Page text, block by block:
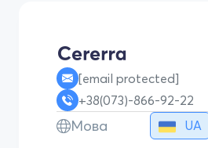
[email protected]
+38(073)-866-92-22
Мова UA